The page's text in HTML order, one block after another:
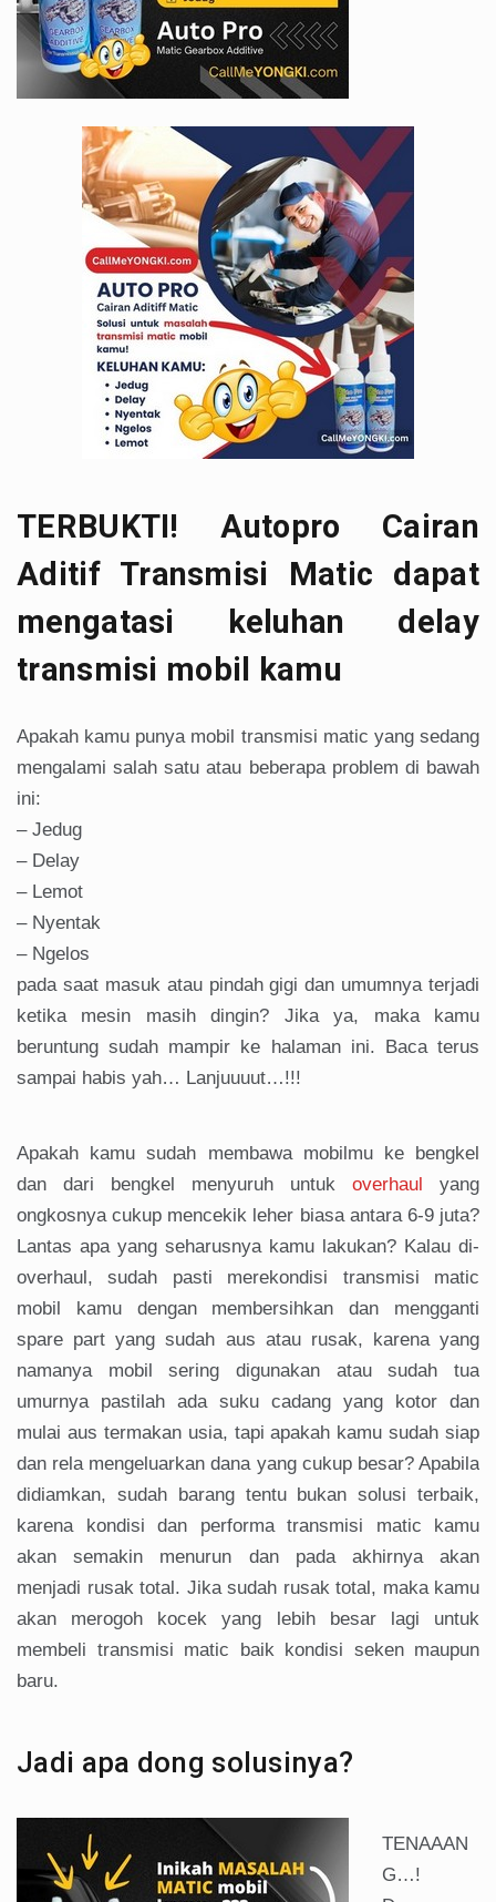
TERBUKTI! Autopro Cairan
Aditif Transmisi Matic dapat
mengatasi keluhan delay
transmisi mobil kamu
Apakah kamu punya mobil transmisi matic yang sedang
mengalami salah satu atau beberapa problem di bawah
ini:
– Jedug
– Delay
– Lemot
– Nyentak
– Ngelos
pada saat masuk atau pindah gigi dan umumnya terjadi
ketika mesin masih dingin? Jika ya, maka kamu
beruntung sudah mampir ke halaman ini. Baca terus
sampai habis yah… Lanjuuuut…!!!
Apakah kamu sudah membawa mobilmu ke bengkel
dan dari bengkel menyuruh untuk overhaul
yang
ongkosnya cukup mencekik leher biasa antara 6-9 juta?
Lantas apa yang seharusnya kamu lakukan? Kalau di-
overhaul, sudah pasti merekondisi transmisi matic
mobil kamu dengan membersihkan dan mengganti
spare part yang sudah aus atau rusak, karena yang
namanya mobil sering digunakan atau sudah tua
umurnya pastilah ada suku cadang yang kotor dan
mulai aus termakan usia, tapi apakah kamu sudah siap
dan rela mengeluarkan dana yang cukup besar? Apabila
didiamkan, sudah barang tentu bukan solusi terbaik,
karena kondisi dan performa transmisi matic kamu
akan semakin menurun dan pada akhirnya akan
menjadi rusak total. Jika sudah rusak total, maka kamu
akan merogoh kocek yang lebih besar lagi untuk
membeli transmisi matic baik kondisi seken maupun
baru.
Jadi apa dong solusinya?
TENAAAN
G…!